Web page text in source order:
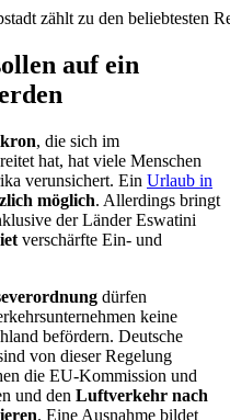
zählt zu den beliebtesten
auf ein
, die sich im
hat, hat viele Menschen
verunsichert. Ein Urlaub in
möglich. Allerdings bringt
der Länder Eswatini
verschärfte Ein- und
dürfen
keine
befördern. Deutsche
von dieser Regelung
die EU-Kommission und
und den Luftverkehr nach
. Eine Ausnahme bildet